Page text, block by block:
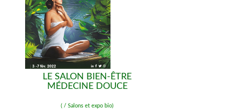
LE SALON BIEN-ÊTRE
MÉDECINE DOUCE
( / Salons et expo bio)